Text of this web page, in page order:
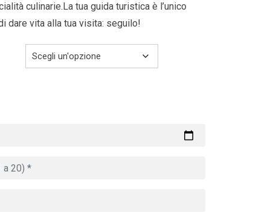
culinarie.La tua guida turistica è l’unico
dare vita alla tua visita: seguilo!